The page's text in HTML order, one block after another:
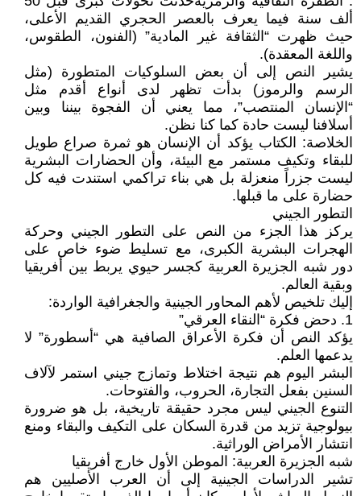
ألف سنة فيما يعرف بالعصر الحجري القديم الأعلى،
حيث ظهرت “الثقافة غير المادية” (الفنون، الطقوس،
واللغة المعقدة).
يشير النص إلى أن بعض السلوكيات المتطورة (مثل
الرسم والرموز) بدأت تظهر لدى أنواع أقدم مثل
“الإنسان المنتصب”، مما يعني أن الفجوة بيننا وبين
أسلافنا ليست حادة كما كنا نظن.
الخلاصة: الكتاب يؤكد أن الإنسان هو ثمرة صراع طويل
للبقاء وتكيف مستمر مع البيئة، وأن الحضارات البشرية
ليست جزراً منعزلة بل هي بناء تراكمي استندت فيه كل
حضارة على ما قبلها.
التطور الجيني
يركز هذا الجزء من النص على التطور الجيني وحركة
الهجرات البشرية الكبرى، مع تسليط ضوء خاص على
دور شبه الجزيرة العربية كجسر حيوي يربط بين أفريقيا
وبقية العالم.
إليك تلخيص لأهم المحاور الجينية والجغرافية الواردة:
1. دحض فكرة “النقاء العرقي”
يؤكد النص أن فكرة الأعراق الصافية هي “أسطورة” لا
يدعمها العلم.
البشر اليوم هم نتيجة اختلاط وتمازج جيني استمر لآلاف
السنين بفعل التجارة، الحروب، والفتوحات.
التنوع الجيني ليس مجرد حقيقة تاريخية، بل هو ضرورة
بيولوجية تزيد من قدرة السكان على التكيف والبقاء ومنع
انتشار الأمراض الوراثية.
شبه الجزيرة العربية: الموطن الأول خارج أفريقيا
تشير الدراسات الجينية إلى أن العرب الأصليين هم